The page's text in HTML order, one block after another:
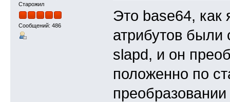
Старожил
Сообщений: 486
Это base64, как
атрибутов были
slapd, и он
положенно по